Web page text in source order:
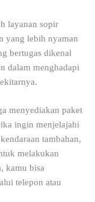
layanan sopir
yang lebih nyaman
bertugas dikenal
dalam menghadapi
menyediakan paket
ingin menjelajahi
tambahan,
melakukan
kamu bisa
telepon atau